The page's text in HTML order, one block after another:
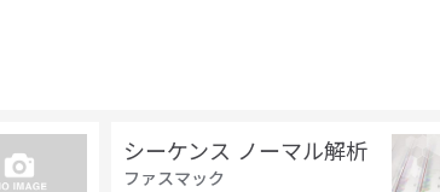
シーケンス ノーマル解析
ファスマック